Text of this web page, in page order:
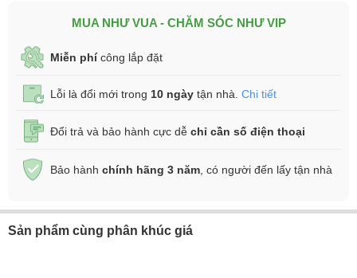
MUA NHƯ VUA - CHĂM SÓC NHƯ VIP
Miễn phícông lắp đặt
Lỗi là đổi mới trong 10 ngày tận nhà. Chi tiết
Đổi trả và bảo hành cực dễ chỉ cần số điện thoại
Bảo hành chính hãng 3 năm , có người đến lấy tận nhà
Sản phẩm cùng phân khúc giá